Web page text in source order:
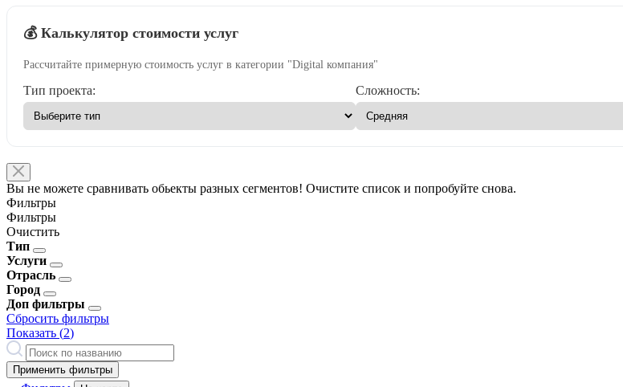
💰 Калькулятор стоимости услуг
Рассчитайте примерную стоимость услуг в категории "Digital компания"
Тип проекта: Сложность:
Вы не можете сравнивать обьекты разных сегментов! Очистите список и попробуйте снова.
Фильтры
Фильтры
Очистить
Тип
Услуги
Отрасль
Город
Доп фильтры
Сбросить фильтры
Показать (2)
Применить фильтры